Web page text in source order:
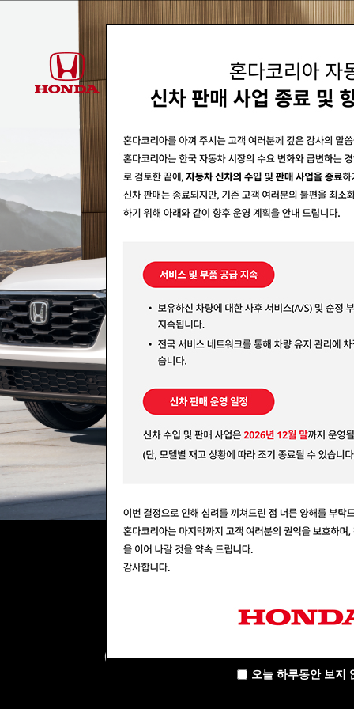
오늘 하루동안 보지